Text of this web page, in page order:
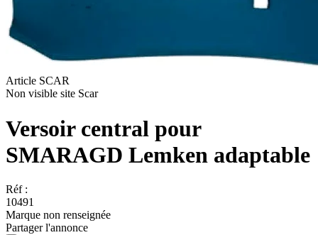
Article SCAR
Non visible site Scar
Versoir central pour
SMARAGD Lemken adaptable
Réf :
10491
Marque non renseignée
Partager l'annonce